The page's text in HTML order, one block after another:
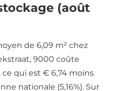
(août
de 6,09 m² chez
9000 coûte
ce qui est € 6,74 moins
nationale (5,16%). Sur